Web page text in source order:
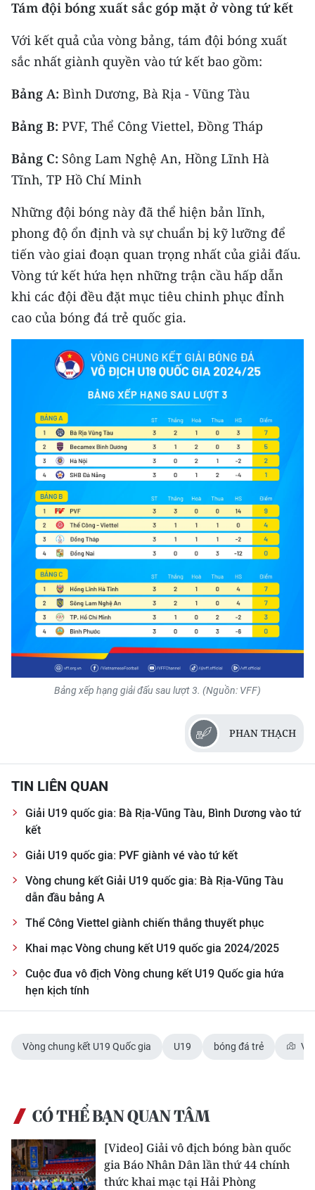
ENGLISH
中文
한국어
Tám đội bóng xuất sắc góp mặt ở vòng tứ kết
Với kết quả của vòng bảng, tám đội bóng xuất
sắc nhất giành quyền vào tứ kết bao gồm:
Bảng A: Bình Dương, Bà Rịa - Vũng Tàu
Bảng B: PVF, Thể Công Viettel, Đồng Tháp
Bảng C: Sông Lam Nghệ An, Hồng Lĩnh Hà
Tĩnh, TP Hồ Chí Minh
Những đội bóng này đã thể hiện bản lĩnh,
phong độ ổn định và sự chuẩn bị kỹ lưỡng để
tiến vào giai đoạn quan trọng nhất của giải đấu.
Vòng tứ kết hứa hẹn những trận cầu hấp dẫn
khi các đội đều đặt mục tiêu chinh phục đỉnh
cao của bóng đá trẻ quốc gia.
Bảng xếp hạng giải đấu sau lượt 3. (Nguồn: VFF)
PHAN THẠCH
TIN LIÊN QUAN
Giải U19 quốc gia: Bà Rịa-Vũng Tàu, Bình Dương vào tứ
kết
Giải U19 quốc gia: PVF giành vé vào tứ kết
Vòng chung kết Giải U19 quốc gia: Bà Rịa-Vũng Tàu
dẫn đầu bảng A
Thể Công Viettel giành chiến thắng thuyết phục
Khai mạc Vòng chung kết U19 quốc gia 2024/2025
Cuộc đua vô địch Vòng chung kết U19 Quốc gia hứa
hẹn kịch tính
Vòng chung kết U19 Quốc gia U19 bóng đá trẻ
CÓ THỂ BẠN QUAN TÂM
[Video] Giải vô địch bóng bàn quốc
gia Báo Nhân Dân lần thứ 44 chính
thức khai mạc tại Hải Phòng